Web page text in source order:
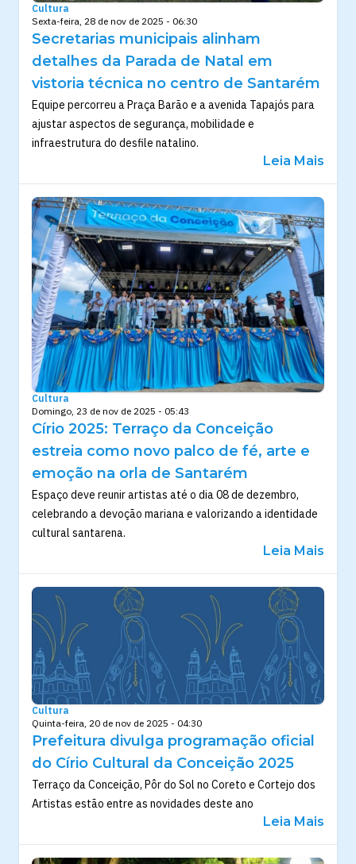
Cultura
Sexta-feira, 28 de nov de 2025 - 06:30
Secretarias municipais alinham
detalhes da Parada de Natal em
vistoria técnica no centro de Santarém
Equipe percorreu a Praça Barão e a avenida Tapajós para
ajustar aspectos de segurança, mobilidade e
infraestrutura do desfile natalino.
Leia Mais
Cultura
Domingo, 23 de nov de 2025 - 05:43
Círio 2025: Terraço da Conceição
estreia como novo palco de fé, arte e
emoção na orla de Santarém
Espaço deve reunir artistas até o dia 08 de dezembro,
celebrando a devoção mariana e valorizando a identidade
cultural santarena.
Leia Mais
Cultura
Quinta-feira, 20 de nov de 2025 - 04:30
Prefeitura divulga programação oficial
do Círio Cultural da Conceição 2025
Terraço da Conceição, Pôr do Sol no Coreto e Cortejo dos
Artistas estão entre as novidades deste ano
Leia Mais